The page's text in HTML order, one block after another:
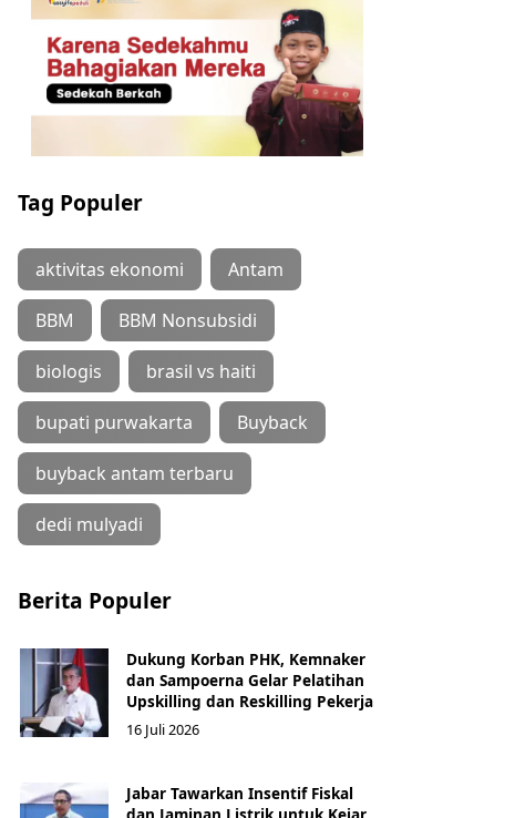
Tag Populer
aktivitas ekonomi Antam
BBM BBM Nonsubsidi
biologis brasil vs haiti
bupati purwakarta Buyback
buyback antam terbaru
dedi mulyadi
Berita Populer
Dukung Korban PHK, Kemnaker
dan Sampoerna Gelar Pelatihan
Upskilling dan Reskilling Pekerja
16 Juli 2026
Jabar Tawarkan Insentif Fiskal